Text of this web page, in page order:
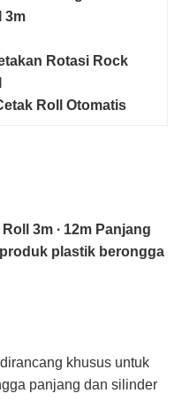
3m
Rotasi Rock
Roll Otomatis
3m ∙ 12m Panjang
plastik berongga
khusus untuk
panjang dan silinder